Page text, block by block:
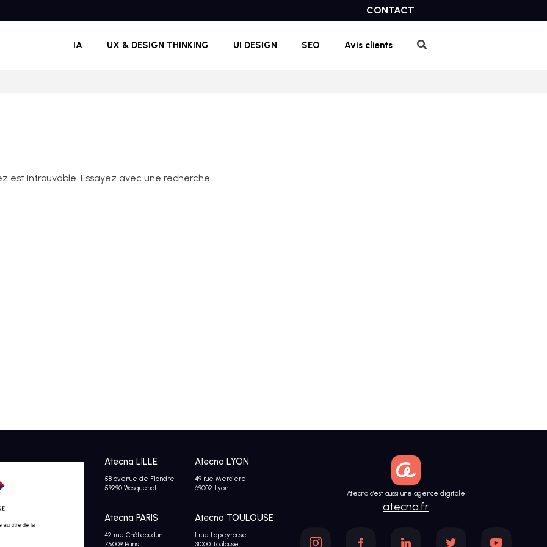
CONTACT
IA UX & DESIGN THINKING UI DESIGN SEO Avis clients
est introuvable. Essayez avec une recherche.
Atecna LILLE
58 avenue de Flandre
59290 Wasquehal
Atecna PARIS
42 rue Châteaudun
75009 Paris
Atecna LYON
49 rue Mercière
69002 Lyon
Atecna TOULOUSE
1 rue Lapeyrouse
31000 Toulouse
Atecna c’est aussi une agence digitale
atecna.fr